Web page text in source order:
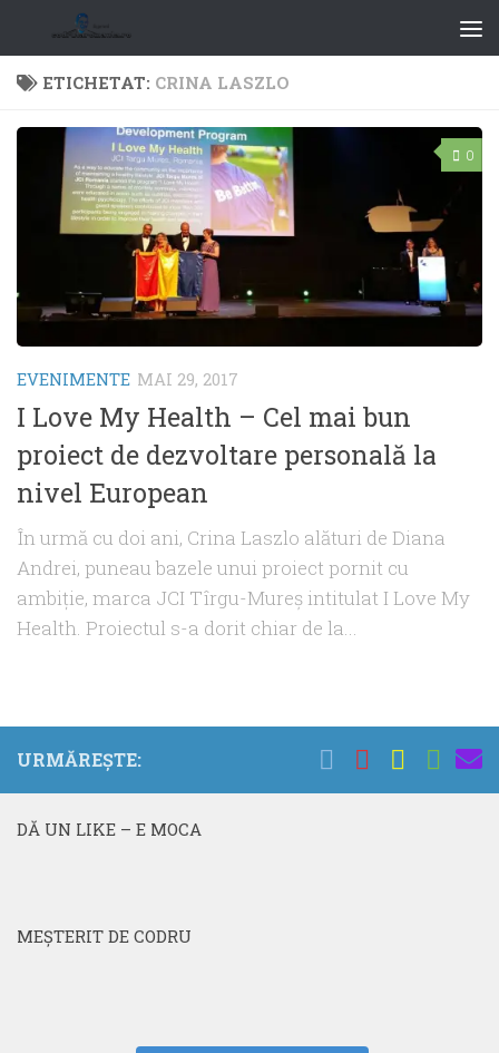
ETICHETAT: CRINA LASZLO
0
EVENIMENTE MAI 29, 2017
I Love My Health – Cel mai bun
proiect de dezvoltare personală la
nivel European
În urmă cu doi ani, Crina Laszlo alături de Diana
Andrei, puneau bazele unui proiect pornit cu
ambiţie, marca JCI Tîrgu-Mureş intitulat I Love My
Health. Proiectul s-a dorit chiar de la...
URMĂREȘTE:
DĂ UN LIKE – E MOCA
MEŞTERIT DE CODRU